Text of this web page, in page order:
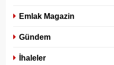
Emlak Magazin
Gündem
İhaleler